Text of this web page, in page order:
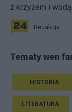
z krzyżem i
Redakcja
Tematy wen
HISTORIA
LITERATURA